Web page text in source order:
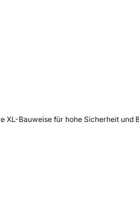
XL-Bauweise für hohe Sicherheit